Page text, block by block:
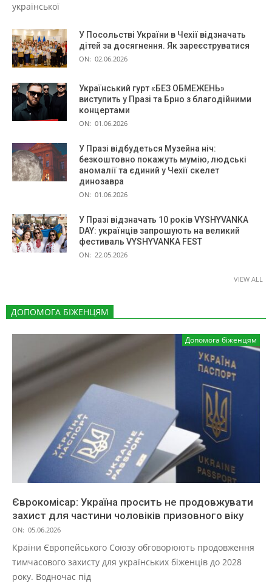
української
У Посольстві України в Чехії відзначать
дітей за досягнення. Як зареєструватися
ON: 02.06.2026
Український гурт «БЕЗ ОБМЕЖЕНЬ»
виступить у Празі та Брно з благодійними
концертами
ON: 01.06.2026
У Празі відбудеться Музейна ніч:
безкоштовно покажуть мумію, людські
аномалії та єдиний у Чехії скелет
динозавра
ON: 01.06.2026
У Празі відзначать 10 років VYSHYVANKA
DAY: українців запрошують на великий
фестиваль VYSHYVANKA FEST
ON: 22.05.2026
VIEW ALL
ДОПОМОГА БІЖЕНЦЯМ
Допомога біженцям
Єврокомісар: Україна просить не продовжувати
захист для частини чоловіків призовного віку
ON: 05.06.2026
Країни Європейського Союзу обговорюють продовження
тимчасового захисту для українських біженців до 2028
року. Водночас під